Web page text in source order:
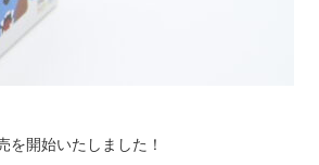
を開始いたしました！